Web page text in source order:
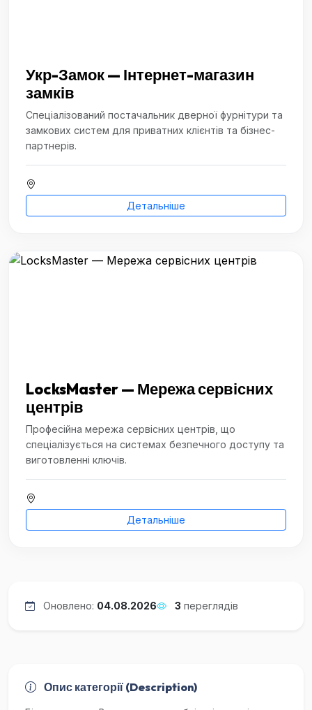
Укр-Замок — Інтернет-магазин
замків
Спеціалізований постачальник дверної фурнітури та
замкових систем для приватних клієнтів та бізнес-
партнерів.
Детальніше
LocksMaster — Мережа сервісних
центрів
Професійна мережа сервісних центрів, що
спеціалізується на системах безпечного доступу та
виготовленні ключів.
Детальніше
Оновлено: 04.08.2026 3 переглядів
Опис категорії (Description)